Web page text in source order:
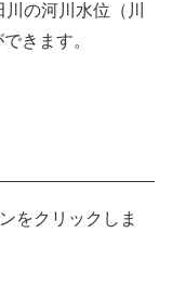
の河川水位（川
きます。
をクリックしま